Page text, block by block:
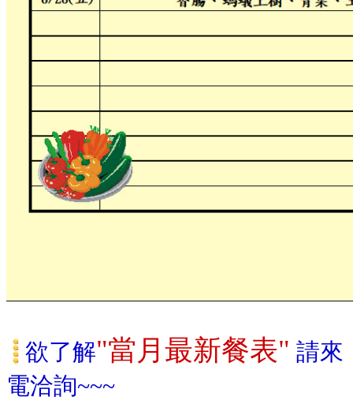
欲了解"當月最新餐表" 請來
電洽詢~~~